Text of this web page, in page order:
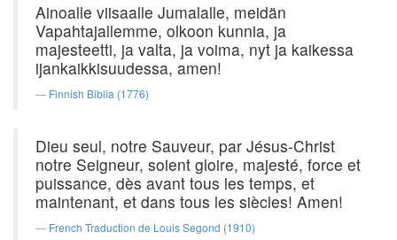
Ainoalle viisaalle Jumalalle, meidän
Vapahtajallemme, olkoon kunnia, ja
majesteetti, ja valta, ja voima, nyt ja kaikessa
ijankaikkisuudessa, amen!
Finnish Biblia (1776)
Dieu seul, notre Sauveur, par Jésus-Christ
notre Seigneur, soient gloire, majesté, force et
puissance, dès avant tous les temps, et
maintenant, et dans tous les siècles! Amen!
French Traduction de Louis Segond (1910)